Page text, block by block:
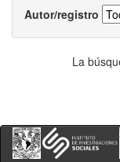
Autor/registro
La